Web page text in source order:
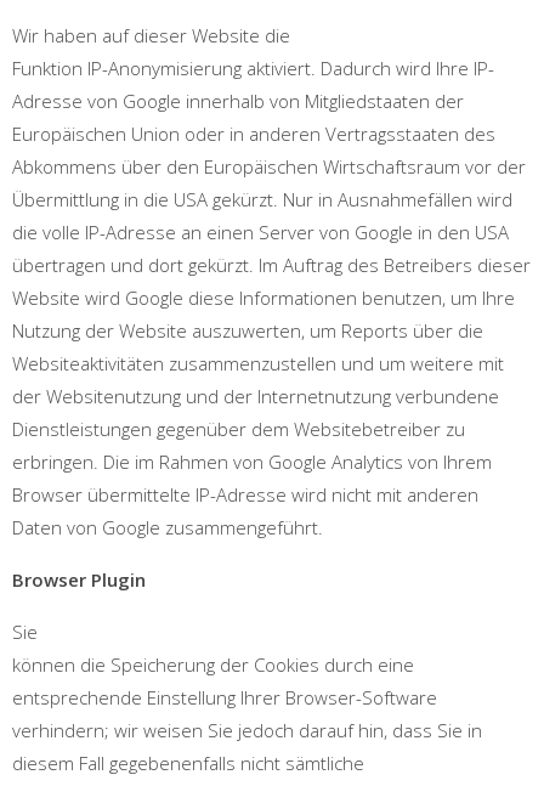
Wir haben auf dieser Website die
Funktion IP-Anonymisierung aktiviert. Dadurch wird Ihre IP-
Adresse von Google innerhalb von Mitgliedstaaten der
Europäischen Union oder in anderen Vertragsstaaten des
Abkommens über den Europäischen Wirtschaftsraum vor der
Übermittlung in die USA gekürzt. Nur in Ausnahmefällen wird
die volle IP-Adresse an einen Server von Google in den USA
übertragen und dort gekürzt. Im Auftrag des Betreibers dieser
Website wird Google diese Informationen benutzen, um Ihre
Nutzung der Website auszuwerten, um Reports über die
Websiteaktivitäten zusammenzustellen und um weitere mit
der Websitenutzung und der Internetnutzung verbundene
Dienstleistungen gegenüber dem Websitebetreiber zu
erbringen. Die im Rahmen von Google Analytics von Ihrem
Browser übermittelte IP-Adresse wird nicht mit anderen
Daten von Google zusammengeführt.
Browser Plugin
Sie
können die Speicherung der Cookies durch eine
entsprechende Einstellung Ihrer Browser-Software
verhindern; wir weisen Sie jedoch darauf hin, dass Sie in
diesem Fall gegebenenfalls nicht sämtliche